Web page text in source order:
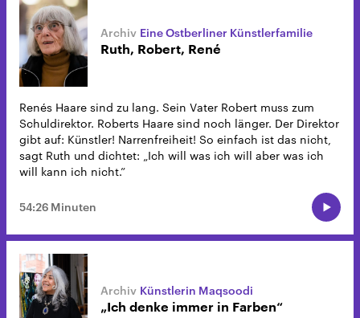
Eine Ostberliner Künstlerfamilie
Ruth, Robert, René
Renés Haare sind zu lang. Sein Vater Robert muss zum
Schuldirektor. Roberts Haare sind noch länger. Der Direktor
gibt auf: Künstler! Narrenfreiheit! So einfach ist das nicht,
sagt Ruth und dichtet: „Ich will was ich will aber was ich
will kann ich nicht.”
54:26 Minuten
Künstlerin Maqsoodi
„Ich denke immer in Farben“